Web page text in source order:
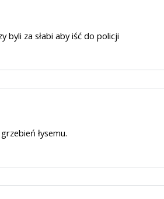
byli za słabi aby iść do policji
łysemu.